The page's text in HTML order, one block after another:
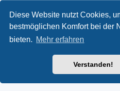
Diese Website nutzt Cookies,
bestmöglichen Komfort bei der
bieten. Mehr erfahren
Verstanden!